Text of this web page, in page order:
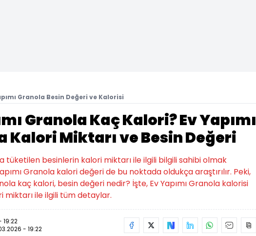
Granola Besin Değeri ve Kalorisi
Granola Kaç Kalori? Ev Yapımı
Kalori Miktarı ve Besin Değeri
tüketilen besinlerin kalori miktarı ile ilgili bilgili sahibi olmak
Granola kalori değeri de bu noktada oldukça araştırılır. Peki,
kaç kalori, besin değeri nedir? İşte, Ev Yapımı Granola kalorisi
miktarı ile ilgili tüm detaylar.
19:22
- 19:22